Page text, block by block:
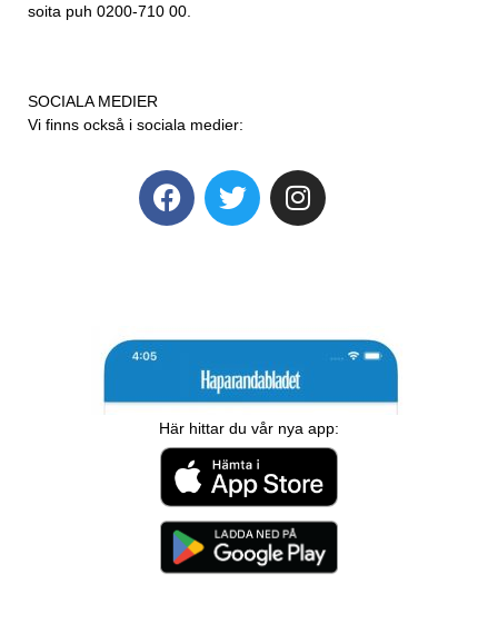
soita puh 0200-710 00.
SOCIALA MEDIER
Vi finns också i sociala medier:
Här hittar du vår nya app: